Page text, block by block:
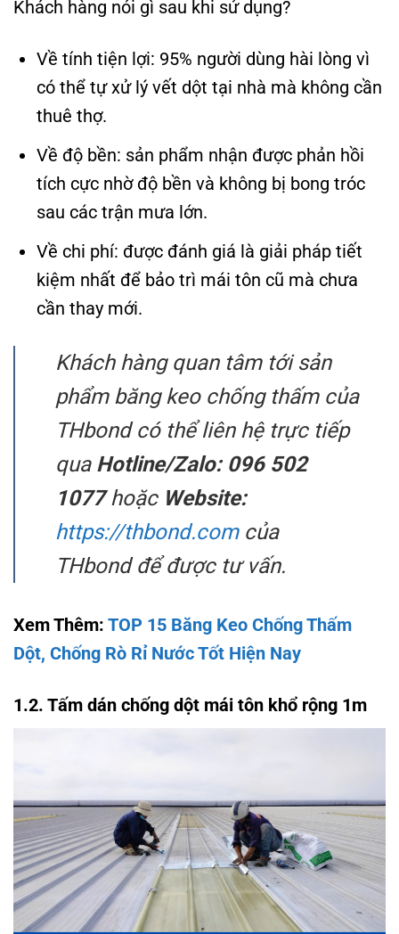
Khách hàng nói gì sau khi sử dụng?
Về tính tiện lợi: 95% người dùng hài lòng vì
có thể tự xử lý vết dột tại nhà mà không cần
thuê thợ.
Về độ bền: sản phẩm nhận được phản hồi
tích cực nhờ độ bền và không bị bong tróc
sau các trận mưa lớn.
Về chi phí: được đánh giá là giải pháp tiết
kiệm nhất để bảo trì mái tôn cũ mà chưa
cần thay mới.
Khách hàng quan tâm tới sản
phẩm băng keo chống thấmcủa
THbond có thể liên hệ trực tiếp
qua Hotline/Zalo: 096 502
1077hoặc Website:
https://thbond.comcủa
THbond để được tư vấn.
Xem Thêm: TOP 15 Băng Keo Chống Thấm
Dột, Chống Rò Rỉ Nước Tốt Hiện Nay
1.2. Tấm dán chống dột mái tôn khổ rộng 1m